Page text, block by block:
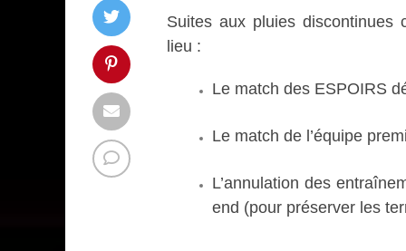
Suites aux pluies discontinues
lieu :
Le match des ESPOIRS
Le match de l’équipe
L’annulation des
end (pour préserver les